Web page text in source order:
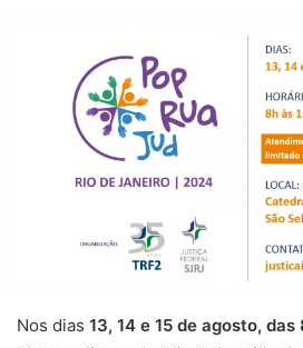
Nos dias 13, 14 e 15 de agosto,